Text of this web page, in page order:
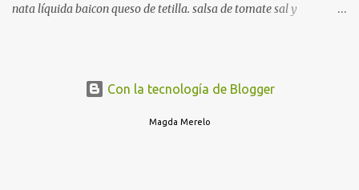
nata líquida baicon queso de tetilla. salsa de tomate sal y
del fuego. A continuación extendemos la mas en una placa de
hojaldre encima ( como si hiciesemos una empanada) y metemos
Con la tecnología de Blogger
Magda Merelo